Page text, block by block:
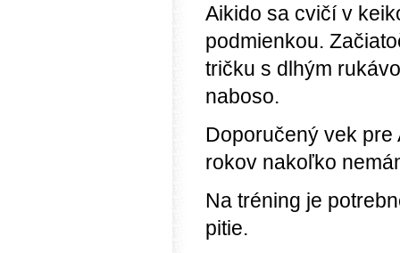
Aikido sa cvičí v
podmienkou.
tričku s dlhým
naboso.
Doporučený vek pre
rokov nakoľko
Na tréning je
pitie.